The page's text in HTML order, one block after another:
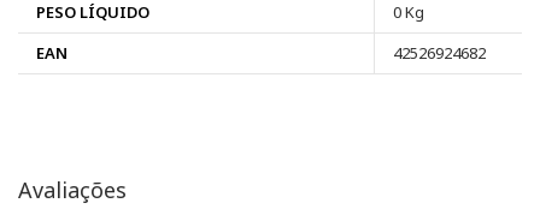
PESO LÍQUIDO
0 Kg
EAN
42526924682
Avaliações